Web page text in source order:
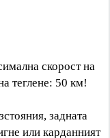
скорост на
теглене: 50 км!
задната
или карданният